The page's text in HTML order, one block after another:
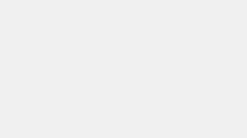
(FAQs)
und Erdbebenzonen